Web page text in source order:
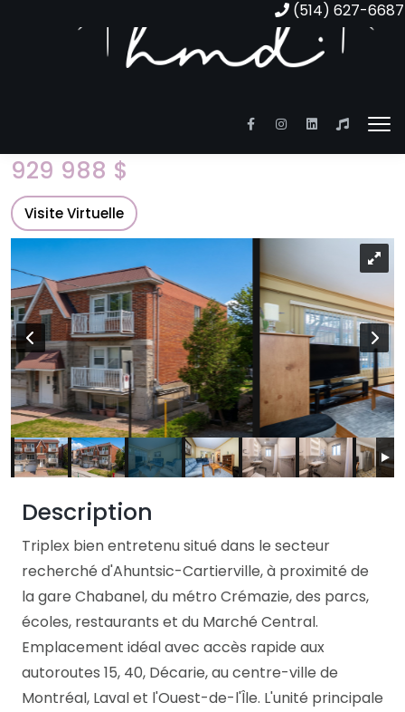
(514) 627-6687
9220 Av. de l'Esplanade
929 988 $
Visite Virtuelle
Description
Triplex bien entretenu situé dans le secteur
recherché d'Ahuntsic-Cartierville, à proximité de
la gare Chabanel, du métro Crémazie, des parcs,
écoles, restaurants et du Marché Central.
Emplacement idéal avec accès rapide aux
autoroutes 15, 40, Décarie, au centre-ville de
Montréal, Laval et l'Ouest-de-l'Île. L'unité principale